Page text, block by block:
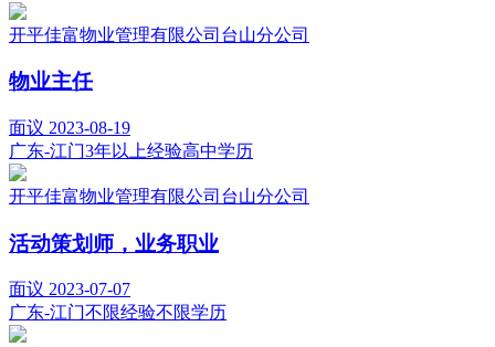
开平佳富物业管理有限公司台山分公司
物业主任
面议 2023-08-19
广东-江门3年以上经验高中学历
开平佳富物业管理有限公司台山分公司
活动策划师，业务职业
面议 2023-07-07
广东-江门不限经验不限学历